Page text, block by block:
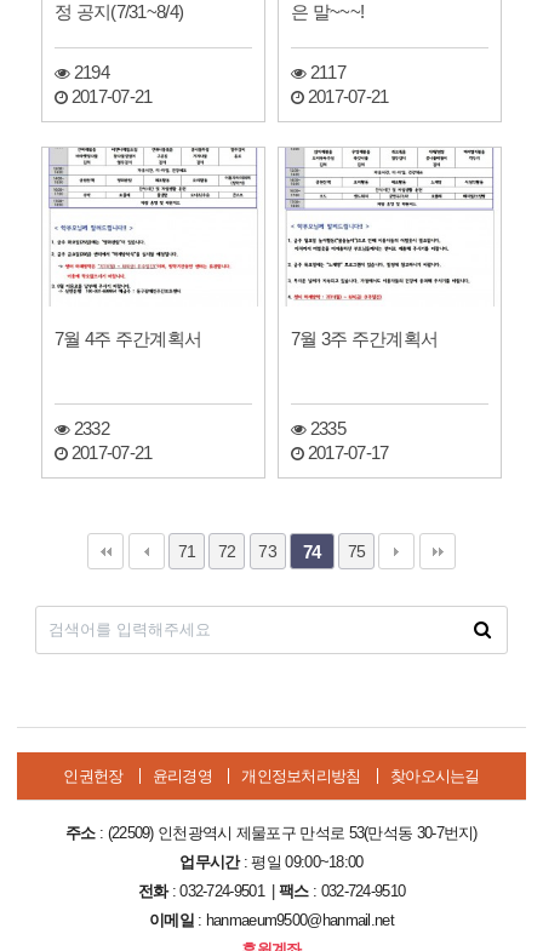
정 공지(7/31~8/4)
2194
2017-07-21
은 말~~~!
2117
2017-07-21
7월 4주 주간계획서
2332
2017-07-21
7월 3주 주간계획서
2335
2017-07-17
71 72 73 74 75
인권헌장 윤리경영 개인정보처리방침 찾아오시는길
주소: (22509) 인천광역시 제물포구 만석로 53(만석동 30-7번지)
업무시간: 평일 09:00~18:00
전화: 032-724-9501 |팩스: 032-724-9510
이메일: hanmaeum9500@hanmail.net